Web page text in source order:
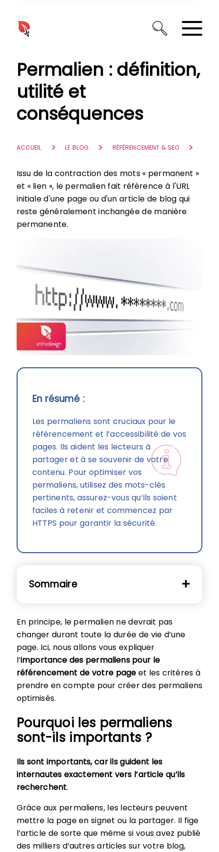
Permalien : définition,
utilité et
conséquences
ACCUEIL LE BLOG RÉFÉRENCEMENT & SEO
Issu de la contraction des mots « permanent »
et « lien », le permalien fait référence à l'URL
initiale d'une page ou d'un article de blog qui
reste généralement inchangée de manière
permanente.
En résumé :
Les permaliens sont cruciaux pour le
référencement et l’accessibilité de vos
pages. Ils aident les lecteurs à
partager et à se souvenir de votre
contenu. Pour optimiser vos
permaliens, utilisez des mots-clés
pertinents, assurez-vous qu’ils soient
faciles à retenir et commencez par
HTTPS pour garantir la sécurité.
Sommaire
En principe, le permalien ne devrait pas
changer durant toute la durée de vie d’une
page. Ici, nous allons vous expliquer
l’importance des permaliens pour le
référencement de votre page et les critères à
prendre en compte pour créer des permaliens
optimisés.
Pourquoi les permaliens
sont-ils importants ?
Ils sont importants, car ils guident les
internautes exactement vers l’article qu’ils
recherchent.
Grâce aux permaliens, les lecteurs peuvent
mettre la page en signet ou la partager. Il fige
l’article de sorte que même si vous avez publié
des milliers d’autres articles sur votre blog,